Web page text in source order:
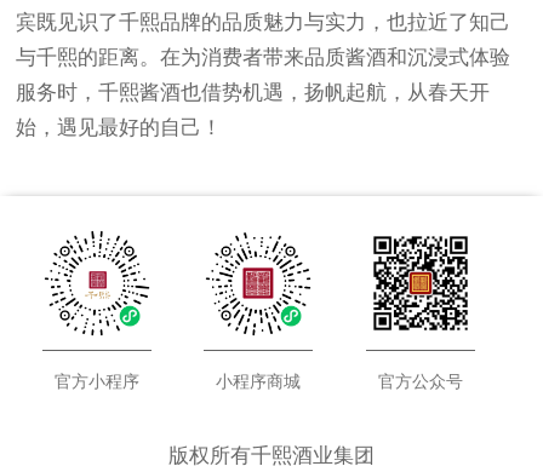
宾既见识了千熙品牌的品质魅力与实力，也拉近了知己
与千熙的距离。在为消费者带来品质酱酒和沉浸式体验
服务时，千熙酱酒也借势机遇，扬帆起航，从春天开
始，遇见最好的自己！
官方小程序 小程序商城 官方公众号
版权所有千熙酒业集团